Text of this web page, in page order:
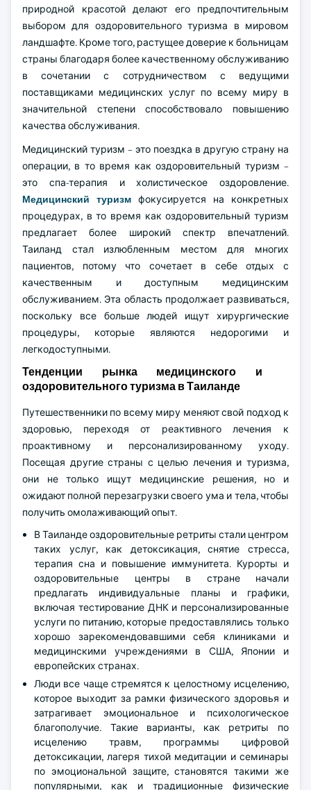
природной красотой делают его предпочтительным
выбором для оздоровительного туризма в мировом
ландшафте. Кроме того, растущее доверие к больницам
страны благодаря более качественному обслуживанию
в сочетании с сотрудничеством с ведущими
поставщиками медицинских услуг по всему миру в
значительной степени способствовало повышению
качества обслуживания.
Медицинский туризм – это поездка в другую страну на
операции, в то время как оздоровительный туризм –
это спа-терапия и холистическое оздоровление.
Медицинский туризм фокусируется на конкретных
процедурах, в то время как оздоровительный туризм
предлагает более широкий спектр впечатлений.
Таиланд стал излюбленным местом для многих
пациентов, потому что сочетает в себе отдых с
качественным и доступным медицинским
обслуживанием. Эта область продолжает развиваться,
поскольку все больше людей ищут хирургические
процедуры, которые являются недорогими и
легкодоступными.
Тенденции рынка медицинского и
оздоровительного туризма в Таиланде
Путешественники по всему миру меняют свой подход к
здоровью, переходя от реактивного лечения к
проактивному и персонализированному уходу.
Посещая другие страны с целью лечения и туризма,
они не только ищут медицинские решения, но и
ожидают полной перезагрузки своего ума и тела, чтобы
получить омолаживающий опыт.
В Таиланде оздоровительные ретриты стали центром
таких услуг, как детоксикация, снятие стресса,
терапия сна и повышение иммунитета. Курорты и
оздоровительные центры в стране начали
предлагать индивидуальные планы и графики,
включая тестирование ДНК и персонализированные
услуги по питанию, которые предоставлялись только
хорошо зарекомендовавшими себя клиниками и
медицинскими учреждениями в США, Японии и
европейских странах.
Люди все чаще стремятся к целостному исцелению,
которое выходит за рамки физического здоровья и
затрагивает эмоциональное и психологическое
благополучие. Такие варианты, как ретриты по
исцелению травм, программы цифровой
детоксикации, лагеря тихой медитации и семинары
по эмоциональной защите, становятся такими же
популярными, как и традиционные физические